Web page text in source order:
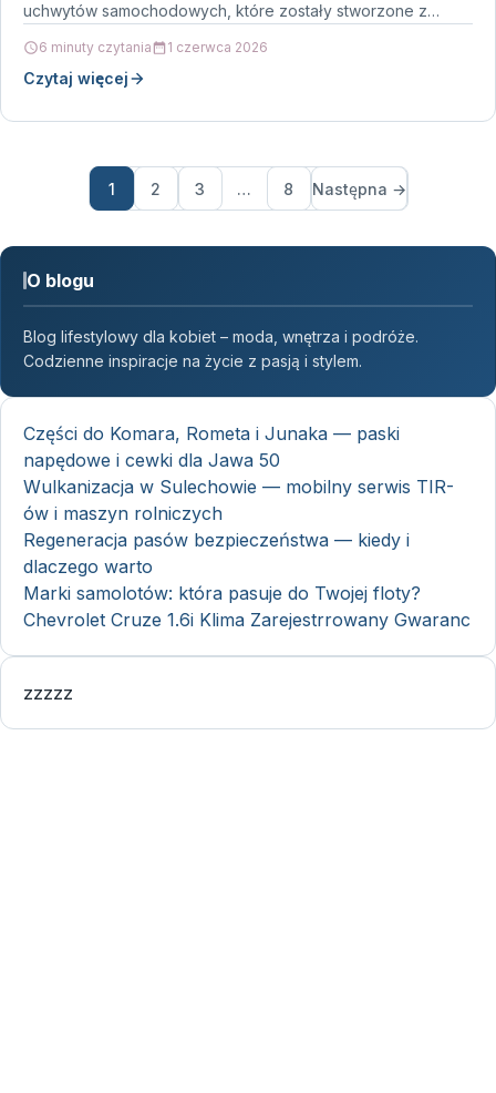
uchwytów samochodowych, które zostały stworzone z
6 minuty czytania 1 czerwca 2026
Czytaj więcej
1 2 3 … 8 Następna →
O blogu
Blog lifestylowy dla kobiet – moda, wnętrza i podróże.
Codzienne inspiracje na życie z pasją i stylem.
Części do Komara, Rometa i Junaka — paski
napędowe i cewki dla Jawa 50
Wulkanizacja w Sulechowie — mobilny serwis TIR-
ów i maszyn rolniczych
Regeneracja pasów bezpieczeństwa — kiedy i
dlaczego warto
Marki samolotów: która pasuje do Twojej floty?
Chevrolet Cruze 1.6i Klima Zarejestrrowany Gwaranc
zzzzz